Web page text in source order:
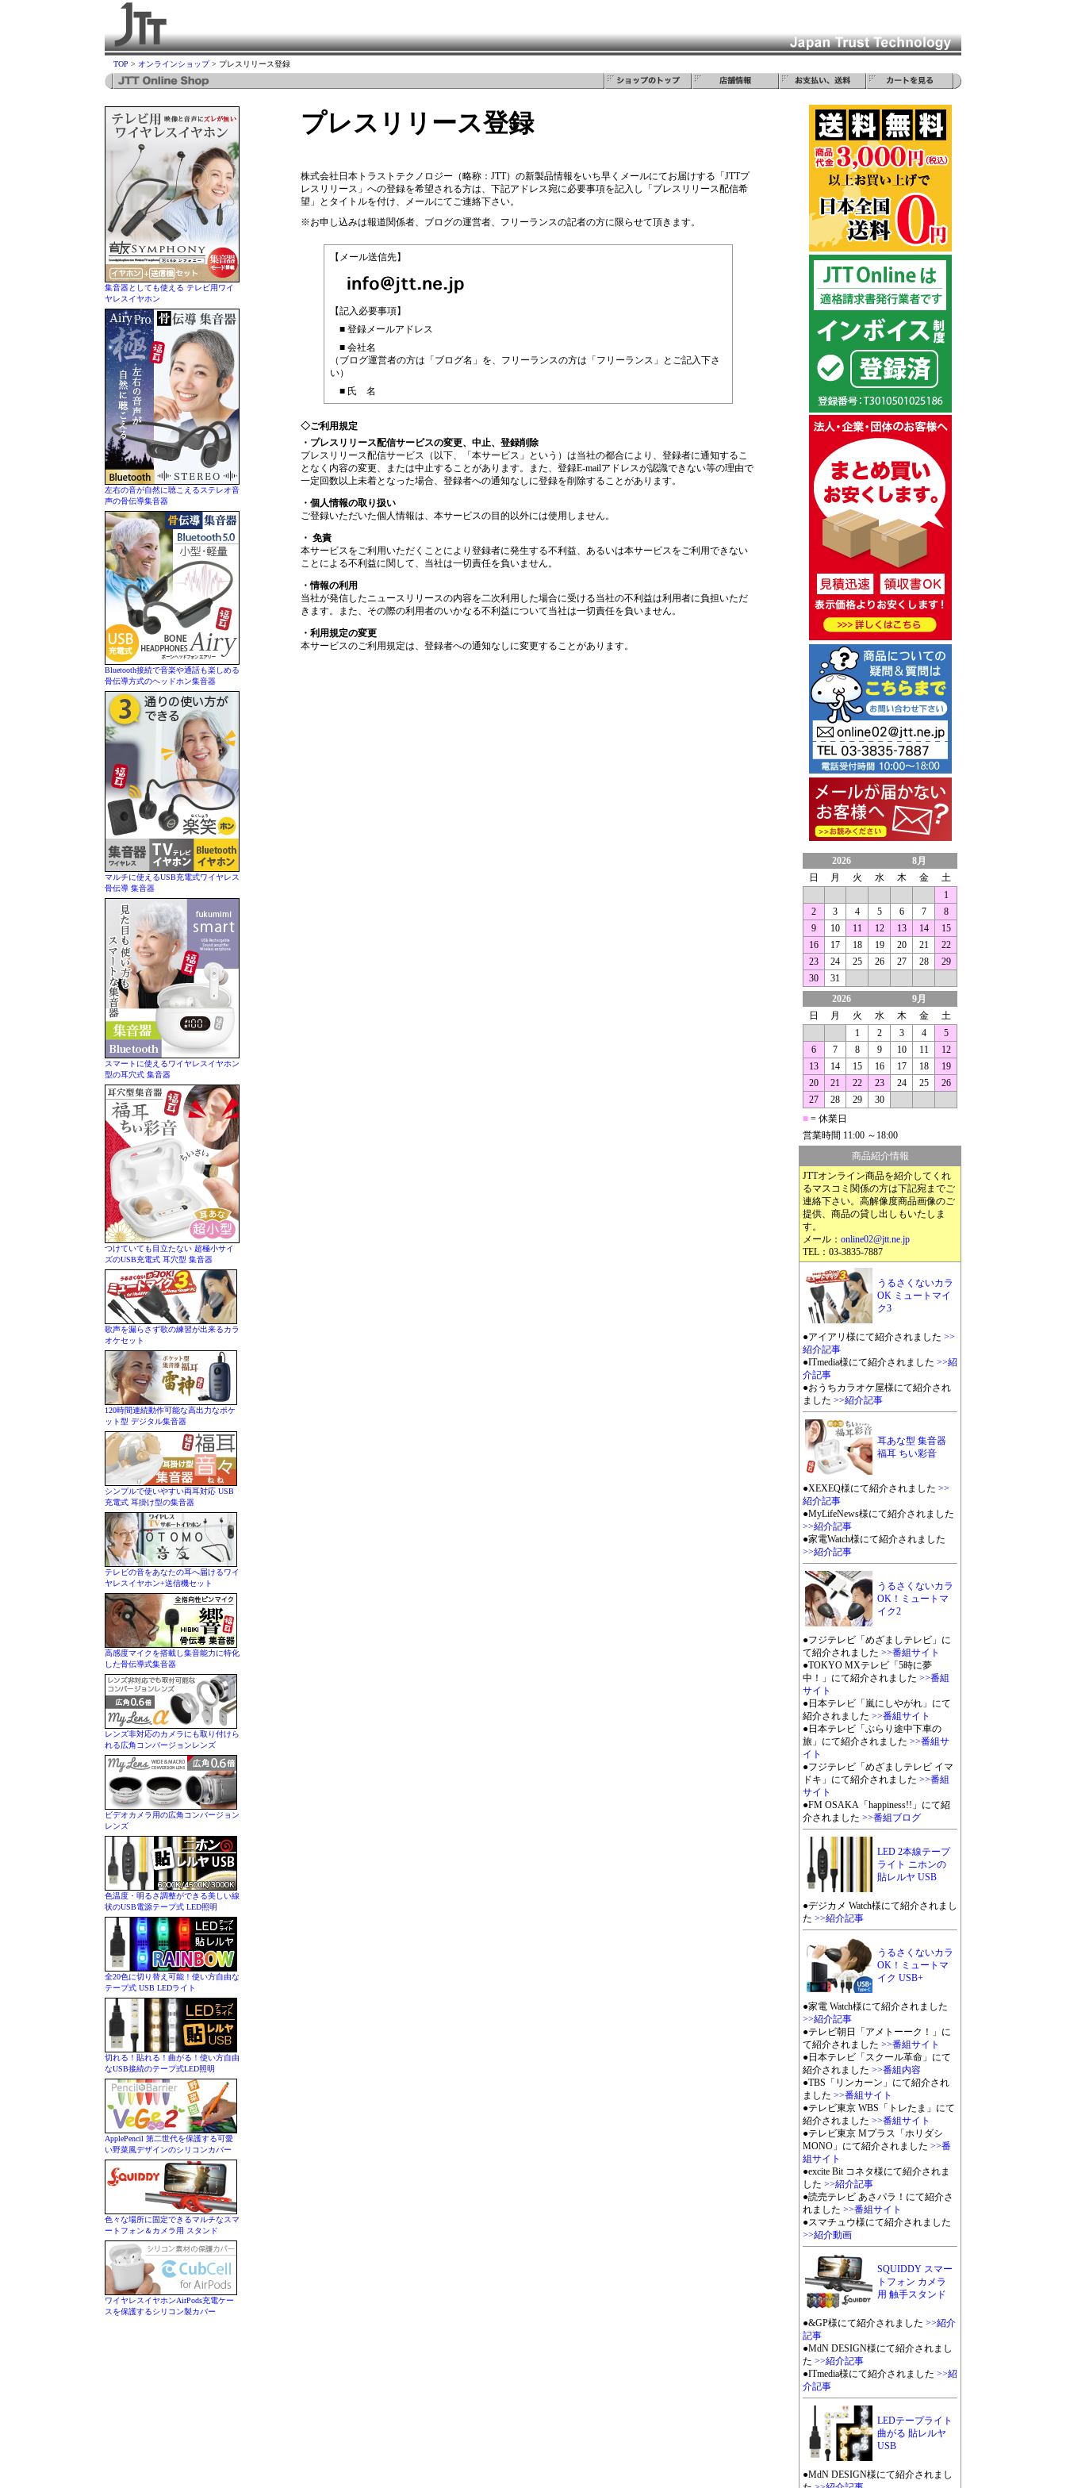
TOP > オンラインショップ> プレスリリース登録
集音器としても使える テレビ用ワイ
ヤレスイヤホン
左右の音が自然に聴こえるステレオ音
声の骨伝導集音器
Bluetooth接続で音楽や通話も楽しめる
骨伝導方式のヘッドホン集音器
マルチに使えるUSB充電式ワイヤレス
骨伝導 集音器
スマートに使えるワイヤレスイヤホン
型の耳穴式 集音器
つけていても目立たない 超極小サイ
ズのUSB充電式 耳穴型 集音器
歌声を漏らさず歌の練習が出来るカラ
オケセット
120時間連続動作可能な高出力なポケ
ット型 デジタル集音器
シンプルで使いやすい両耳対応 USB
充電式 耳掛け型の集音器
テレビの音をあなたの耳へ届けるワイ
ヤレスイヤホン+送信機セット
高感度マイクを搭載し集音能力に特化
した骨伝導式集音器
レンズ非対応のカメラにも取り付けら
れる広角コンバージョンレンズ
ビデオカメラ用の広角コンバージョン
レンズ
色温度・明るさ調整ができる美しい線
状のUSB電源テープ式 LED照明
全20色に切り替え可能！使い方自由な
テープ式 USB LEDライト
切れる！貼れる！曲がる！使い方自由
なUSB接続のテープ式LED照明
ApplePencil 第二世代を保護する可愛
い野菜風デザインのシリコンカバー
色々な場所に固定できるマルチなスマ
ートフォン＆カメラ用 スタンド
ワイヤレスイヤホンAirPods充電ケー
スを保護するシリコン製カバー
プレスリリース登録
株式会社日本トラストテクノロジー（略称：JTT）の新製品情報をいち早くメールにてお届けする「JTTプ
レスリリース」への登録を希望される方は、下記アドレス宛に必要事項を記入し「プレスリリース配信希
望」とタイトルを付け、メールにてご連絡下さい。
※お申し込みは報道関係者、ブログの運営者、フリーランスの記者の方に限らせて頂きます。
【メール送信先】
【記入必要事項】
■ 登録メールアドレス
■ 会社名
（ブログ運営者の方は「ブログ名」を、フリーランスの方は「フリーランス」とご記入下さ
い）
■ 氏 名
◇ご利用規定
・プレスリリース配信サービスの変更、中止、登録削除
プレスリリース配信サービス（以下、「本サービス」という）は当社の都合により、登録者に通知するこ
となく内容の変更、または中止することがあります。また、登録E-mailアドレスが認識できない等の理由で
一定回数以上未着となった場合、登録者への通知なしに登録を削除することがあります。
・個人情報の取り扱い
ご登録いただいた個人情報は、本サービスの目的以外には使用しません。
・ 免責
本サービスをご利用いただくことにより登録者に発生する不利益、あるいは本サービスをご利用できない
ことによる不利益に関して、当社は一切責任を負いません。
・情報の利用
当社が発信したニュースリリースの内容を二次利用した場合に受ける当社の不利益は利用者に負担いただ
きます。また、その際の利用者のいかなる不利益について当社は一切責任を負いません。
・利用規定の変更
本サービスのご利用規定は、登録者への通知なしに変更することがあります。
2026
8月
日
月 火 水 木 金
土
1
2
3 4 5 6 7
8
9
10 11 12 13 14
15
16
17 18 19 20 21
22
23
24 25 26 27 28
29
30
31
2026
9月
日
月 火 水 木 金
土
1
2 3 4
5
6
7 8 9 10 11
12
13
14 15 16 17 18
19
20
21 22 23 24 25
26
27
28 29
30
■ = 休業日
営業時間 11:00 ～18:00
商品紹介情報
JTTオンライン商品を紹介してくれ
るマスコミ関係の方は下記宛までご
連絡下さい。高解像度商品画像のご
提供、商品の貸し出しもいたしま
す。
メール： online02@jtt.ne.jp
TEL：03-3835-7887
うるさくないカラ
OK ミュートマイ
ク3
●アイアリ様にて紹介されました >>
紹介記事
●ITmedia様にて紹介されました >>紹
介記事
●おうちカラオケ屋様にて紹介され
ました >>紹介記事
耳あな型 集音器
福耳 ちい彩音
●XEXEQ様にて紹介されました >>
紹介記事
●MyLifeNews様にて紹介されました
>>紹介記事
●家電Watch様にて紹介されました
>>紹介記事
うるさくないカラ
OK！ミュートマ
イク2
●フジテレビ「めざましテレビ」に
て紹介されました >>番組サイト
●TOKYO MXテレビ「5時に夢
中！」にて紹介されました >>番組
サイト
●日本テレビ「嵐にしやがれ」にて
紹介されました >>番組サイト
●日本テレビ「ぶらり途中下車の
旅」にて紹介されました >>番組サ
イト
●フジテレビ「めざましテレビ イマ
ドキ」にて紹介されました >>番組
サイト
●FM OSAKA「happiness!!」にて紹
介されました >>番組ブログ
LED 2本線テープ
ライト ニホンの
貼レルヤ USB
●デジカメ Watch様にて紹介されまし
た >>紹介記事
うるさくないカラ
OK！ミュートマ
イク USB+
●家電 Watch様にて紹介されました
>>紹介記事
●テレビ朝日「アメトーーク！」に
て紹介されました >>番組サイト
●日本テレビ「スクール革命」にて
紹介されました >>番組内容
●TBS「リンカーン」にて紹介され
ました >>番組サイト
●テレビ東京 WBS「トレたま」にて
紹介されました >>番組サイト
●テレビ東京 Mプラス「ホリダシ
MONO」にて紹介されました >>番
組サイト
●excite Bit コネタ様にて紹介されま
した >>紹介記事
●読売テレビ あさパラ！にて紹介さ
れました >>番組サイト
●スマチュウ様にて紹介されました
>>紹介動画
SQUIDDY スマー
トフォン カメラ
用 触手スタンド
●&GP様にて紹介されました >>紹介
記事
●MdN DESIGN様にて紹介されまし
た >>紹介記事
●ITmedia様にて紹介されました >>紹
介記事
LEDテープライト
曲がる 貼レルヤ
USB
●MdN DESIGN様にて紹介されまし